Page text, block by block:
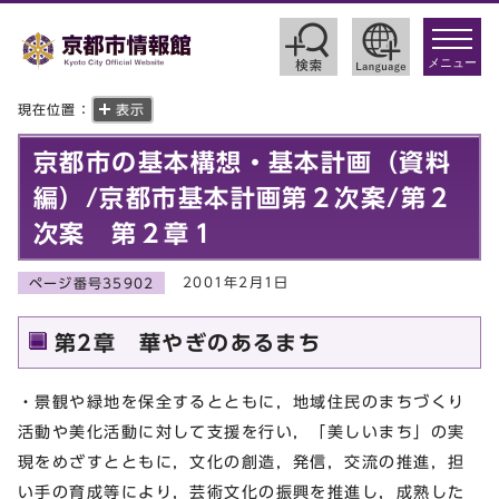
toggle
メニュー
現在位置： 表示
京都市の基本構想・基本計画（資料
編）/京都市基本計画第２次案/第２
次案 第２章１
ページ番号35902 2001年2月1日
第2章 華やぎのあるまち
・景観や緑地を保全するとともに，地域住民のまちづくり
活動や美化活動に対して支援を行い，「美しいまち」の実
現をめざすとともに，文化の創造，発信，交流の推進，担
い手の育成等により，芸術文化の振興を推進し，成熟した